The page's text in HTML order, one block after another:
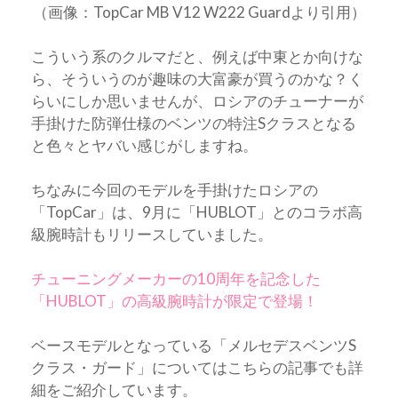
（画像：TopCar MB V12 W222 Guardより引用）
こういう系のクルマだと、例えば中東とか向けな
ら、そういうのが趣味の大富豪が買うのかな？く
らいにしか思いませんが、ロシアのチューナーが
手掛けた防弾仕様のベンツの特注Sクラスとなる
と色々とヤバい感じがしますね。
ちなみに今回のモデルを手掛けたロシアの
「TopCar」は、9月に「HUBLOT」とのコラボ高
級腕時計もリリースしていました。
チューニングメーカーの10周年を記念した
「HUBLOT」の高級腕時計が限定で登場！
ベースモデルとなっている「メルセデスベンツS
クラス・ガード」についてはこちらの記事でも詳
細をご紹介しています。